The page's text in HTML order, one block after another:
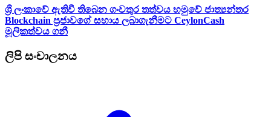
ශ්‍රී ලංකාවේ ඇතිවී තිබෙන ගංවතුර තත්වය හමුවේ ජාත්‍යන්තර
Blockchain ප්‍රජාවගේ සහාය ලබාගැනීමට CeylonCash
මූලිකත්වය ග​නී
ලිපි සංචාලනය